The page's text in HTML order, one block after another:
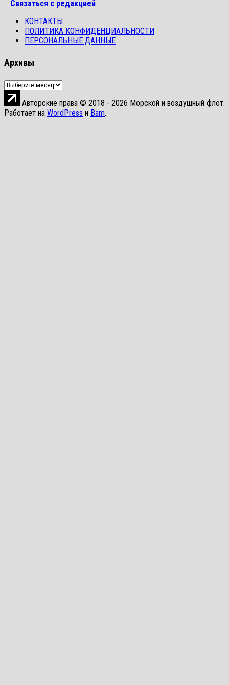
Связаться с редакцией
КОНТАКТЫ
ПОЛИТИКА КОНФИДЕНЦИАЛЬНОСТИ
ПЕРСОНАЛЬНЫЕ ДАННЫЕ
Архивы
Архивы
Авторские права © 2018 - 2026 Морской и воздушный флот.
Работает на WordPress и Bam.